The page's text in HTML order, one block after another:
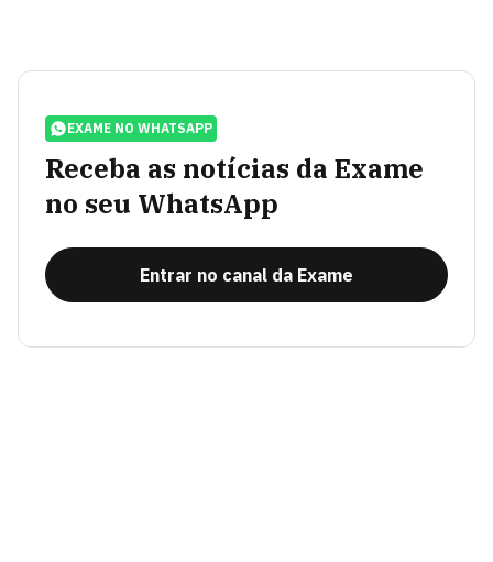
EXAME NO WHATSAPP
Receba as notícias da Exame
no seu WhatsApp
Entrar no canal da Exame